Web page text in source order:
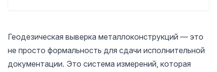
Геодезическая выверка металлоконструкций — это
не просто формальность для сдачи исполнительной
документации. Это система измерений, которая